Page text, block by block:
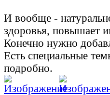
И вообще -
здоровья, повышает
Конечно нужно
Есть специальные
подробно.